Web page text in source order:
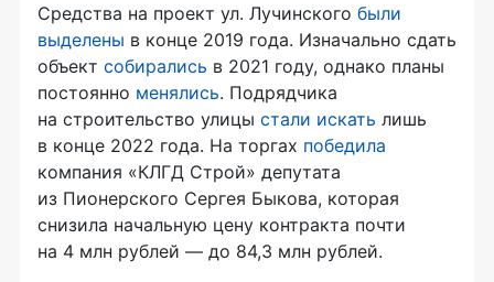
Средства на проект ул. Лучинского были
выделены в конце 2019 года. Изначально сдать
объект собирались в 2021 году, однако планы
постоянно менялись. Подрядчика
на строительство улицы стали искать лишь
в конце 2022 года. На торгах победила
компания «КЛГД Строй» депутата
из Пионерского Сергея Быкова, которая
снизила начальную цену контракта почти
на 4 млн рублей — до 84,3 млн рублей.